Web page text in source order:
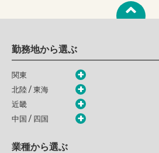
勤務地から選ぶ
関東
北陸 / 東海
近畿
中国 / 四国
業種から選ぶ